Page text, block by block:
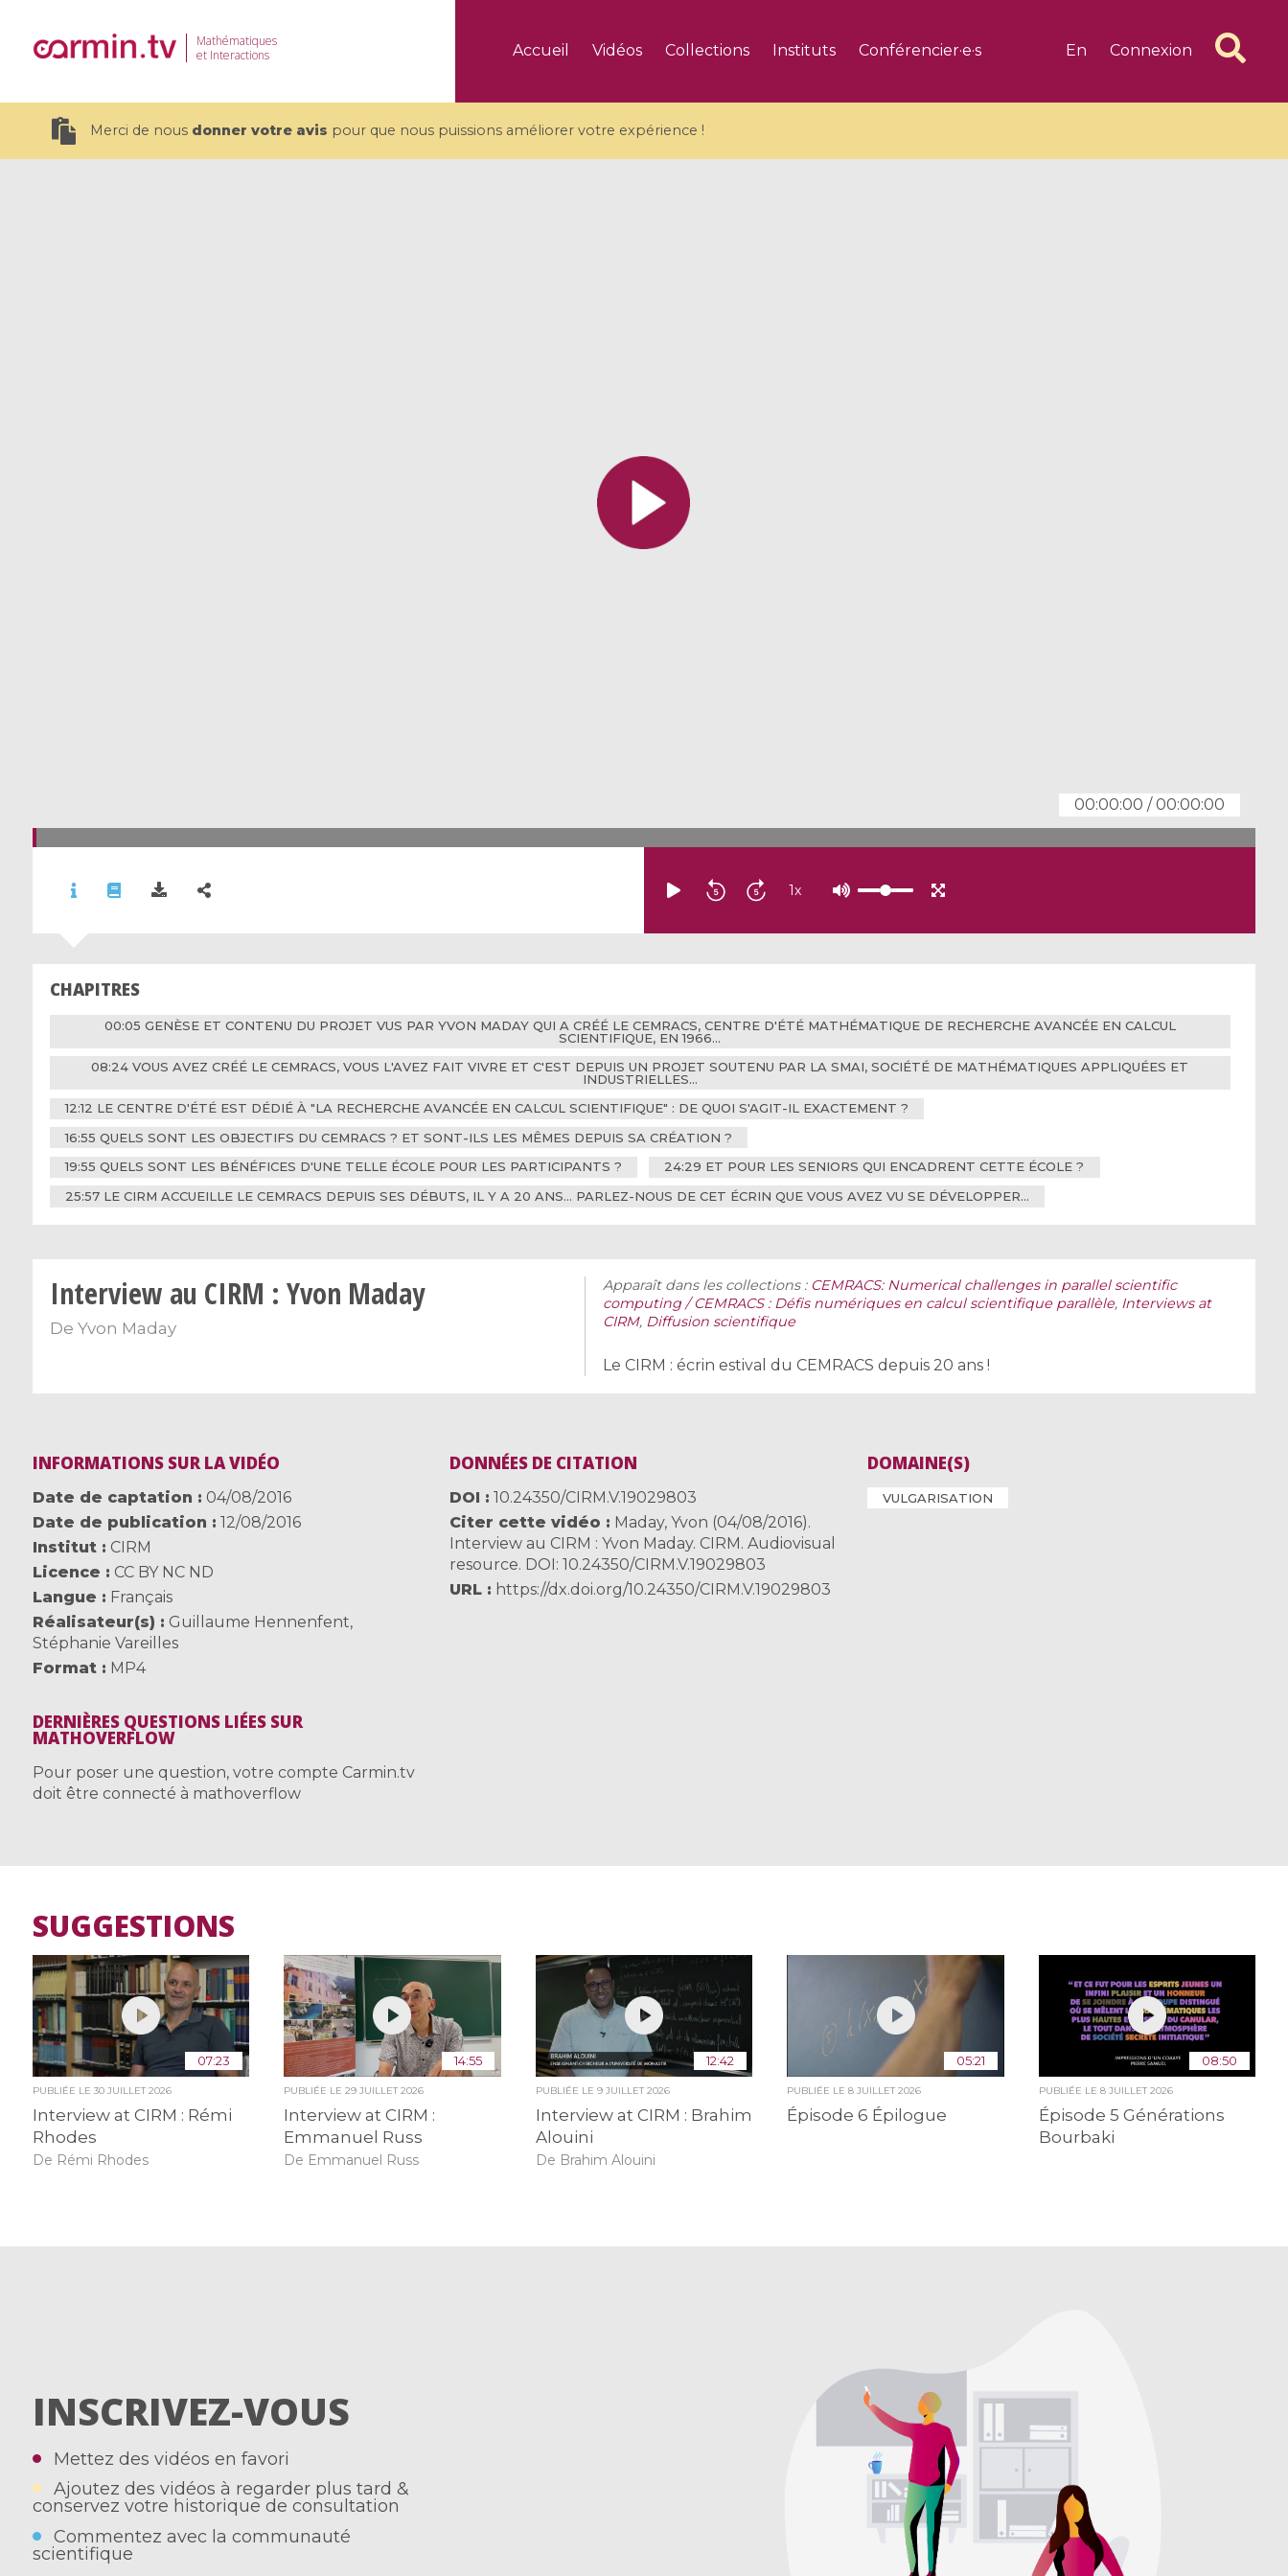
Mathématiques
et Interactions
Accueil Vidéos Collections Instituts Conférencier·e·s En Connexion
Merci de nous donner votre avis pour que nous puissions améliorer votre expérience !
Toutes les collections
Tous les instituts
00:00:00 /00:00:00
1x
CHAPITRES
00:05 GENÈSE ET CONTENU DU PROJET VUS PAR YVON MADAY QUI A CRÉÉ LE CEMRACS, CENTRE D'ÉTÉ MATHÉMATIQUE DE RECHERCHE AVANCÉE EN CALCUL
SCIENTIFIQUE, EN 1966…
08:24 VOUS AVEZ CRÉÉ LE CEMRACS, VOUS L'AVEZ FAIT VIVRE ET C'EST DEPUIS UN PROJET SOUTENU PAR LA SMAI, SOCIÉTÉ DE MATHÉMATIQUES APPLIQUÉES ET
INDUSTRIELLES…
12:12 LE CENTRE D'ÉTÉ EST DÉDIÉ À "LA RECHERCHE AVANCÉE EN CALCUL SCIENTIFIQUE" : DE QUOI S'AGIT-IL EXACTEMENT ?
16:55 QUELS SONT LES OBJECTIFS DU CEMRACS ? ET SONT-ILS LES MÊMES DEPUIS SA CRÉATION ?
19:55 QUELS SONT LES BÉNÉFICES D'UNE TELLE ÉCOLE POUR LES PARTICIPANTS ?
24:29 ET POUR LES SENIORS QUI ENCADRENT CETTE ÉCOLE ?
25:57 LE CIRM ACCUEILLE LE CEMRACS DEPUIS SES DÉBUTS, IL Y A 20 ANS… PARLEZ-NOUS DE CET ÉCRIN QUE VOUS AVEZ VU SE DÉVELOPPER…
Interview au CIRM : Yvon Maday
De Yvon Maday
Apparaît dans les collections : CEMRACS: Numerical challenges in parallel scientific
computing / CEMRACS : Défis numériques en calcul scientifique parallèle, Interviews at
CIRM, Diffusion scientifique
Le CIRM : écrin estival du CEMRACS depuis 20 ans !
INFORMATIONS SUR LA VIDÉO
Date de captation
04/08/2016
Date de publication
12/08/2016
Institut
CIRM
Licence
CC BY NC ND
Langue
Français
Réalisateur(s)
Guillaume Hennenfent,
Stéphanie Vareilles
Format
MP4
DONNÉES DE CITATION
DOI
10.24350/CIRM.V.19029803
Citer cette vidéo
Maday, Yvon (04/08/2016).
Interview au CIRM : Yvon Maday. CIRM. Audiovisual
resource. DOI: 10.24350/CIRM.V.19029803
URL
https://dx.doi.org/10.24350/CIRM.V.19029803
DOMAINE(S)
VULGARISATION
DERNIÈRES QUESTIONS LIÉES SUR
MATHOVERFLOW
Pour poser une question, votre compte Carmin.tv
doit être connecté à mathoverflow
SUGGESTIONS
07:23
PUBLIÉE LE 30 JUILLET 2026
Interview at CIRM : Rémi
Rhodes
De Rémi Rhodes
14:55
PUBLIÉE LE29 JUILLET 2026
Interview at CIRM :
Emmanuel Russ
De Emmanuel Russ
12:42
PUBLIÉE LE 9 JUILLET 2026
Interview at CIRM : Brahim
Alouini
De Brahim Alouini
05:21
PUBLIÉE LE8 JUILLET 2026
Épisode 6 Épilogue
08:50
PUBLIÉE LE 8 JUILLET 2026
Épisode 5 Générations
Bourbaki
INSCRIVEZ-VOUS
Mettez des vidéos en favori
Ajoutez des vidéos à regarder plus tard &
conservez votre historique de consultation
Commentez avec la communauté
scientifique